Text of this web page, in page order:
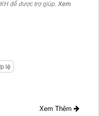
để được trợ giúp. Xem
lệ
Xem Thêm